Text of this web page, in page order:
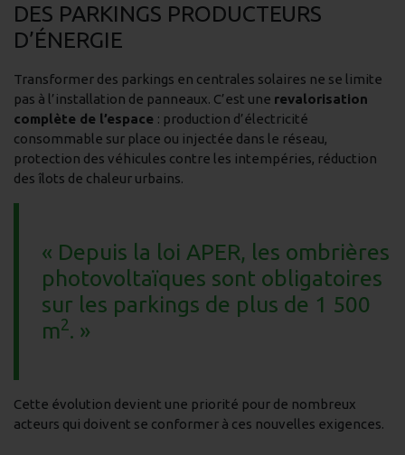
DES PARKINGS PRODUCTEURS
D’ÉNERGIE
Transformer des parkings en centrales solaires ne se limite
pas à l’installation de panneaux. C’est une revalorisation
complète de l’espace : production d’électricité
consommable sur place ou injectée dans le réseau,
protection des véhicules contre les intempéries, réduction
des îlots de chaleur urbains.
« Depuis la loi APER, les ombrières
photovoltaïques sont obligatoires
sur les parkings de plus de 1 500
m2. »
Cette évolution devient une priorité pour de nombreux
acteurs qui doivent se conformer à ces nouvelles exigences.